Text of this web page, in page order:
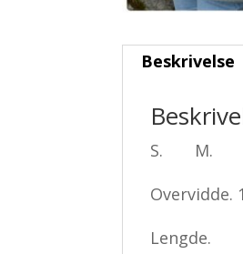
Beskrivelse
S. M.